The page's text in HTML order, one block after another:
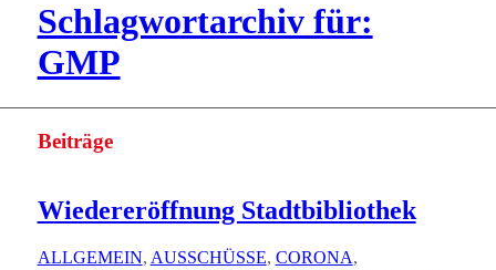
Schlagwortarchiv für:
GMP
Beiträge
Wiedereröffnung Stadtbibliothek
ALLGEMEIN, AUSSCHÜSSE, CORONA,